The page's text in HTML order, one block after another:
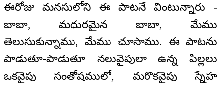
ఈరోజు మనసులోని ఈ పాటనే వింటున్నారు -
బాబా, మధురమైన బాబా, మేము
తెలుసుకున్నాము, మేము చూసాము. ఈ పాటను
పాడుతూ-పాడుతూ నలువైపులా ఉన్న పిల్లలు
ఒకవైపు సంతోషములో, మరొకవైపు స్నేహ